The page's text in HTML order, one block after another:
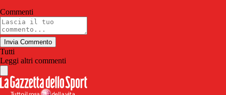
Commenti
Invia Commento
Tutti
Leggi altri commenti